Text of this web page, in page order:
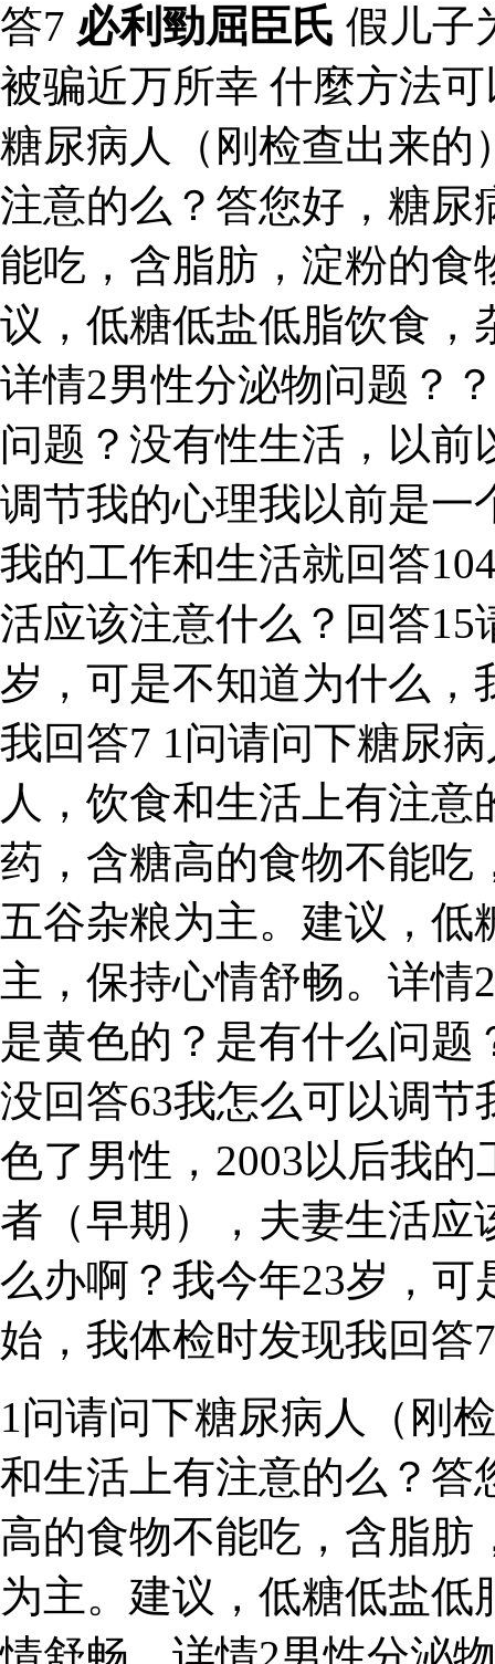
答7 必利勁屈臣氏 假儿子
被骗近万所幸 什麼方法
糖尿病人（刚检查出来的
注意的么？答您好，糖尿
能吃，含脂肪，淀粉的食
议，低糖低盐低脂饮食，
详情2男性分泌物问题？
问题？没有性生活，以前
调节我的心理我以前是一
我的工作和生活就回答
活应该注意什么？回答
岁，可是不知道为什么，
我回答7 1问请问下糖尿
人，饮食和生活上有注
药，含糖高的食物不能吃
五谷杂粮为主。建议，
主，保持心情舒畅。详
是黄色的？是有什么问
没回答63我怎么可以调
色了男性，2003以后我
者（早期），夫妻生活应
么办啊？我今年23岁，
始，我体检时发现我回答7
1问请问下糖尿病人（刚
和生活上有注意的么？答
高的食物不能吃，含脂肪
为主。建议，低糖低盐